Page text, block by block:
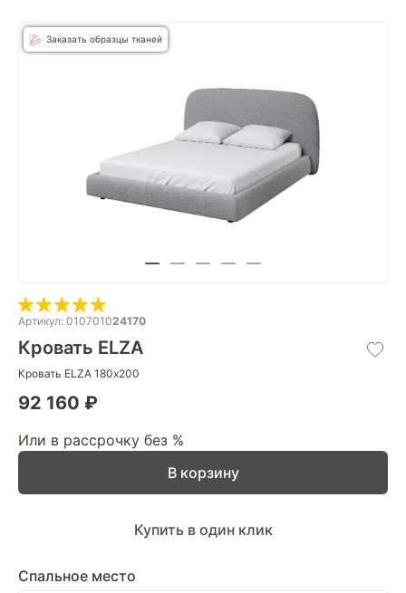
Заказать образцы тканей
Артикул: 010701024170
Кровать ELZA
Кровать ELZA 180х200
92 160 ₽
Или в рассрочку без %
Спальное место
В корзину
Купить в один клик